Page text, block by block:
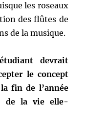
les roseaux
des flûtes de
de la musique.
devrait
le concept
fin de l’année
de la vie elle-